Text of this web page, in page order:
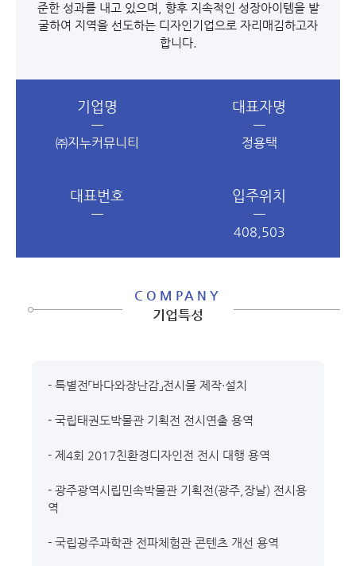
준한 성과를 내고 있으며, 향후 지속적인 성장아이템을 발
굴하여 지역을 선도하는 디자인기업으로 자리매김하고자
합니다.
기업명
㈜지누커뮤니티
대표자명
정용택
대표번호 입주위치
408,503
COMPANY
기업특성
- 특별전「바다와장난감」전시물 제작·설치
- 국립태권도박물관 기획전 전시연출 용역
- 제4회 2017친환경디자인전 전시 대행 용역
- 광주광역시립민속박물관 기획전(광주,장날) 전시용
역
- 국립광주과학관 전파체험관 콘텐츠 개선 용역